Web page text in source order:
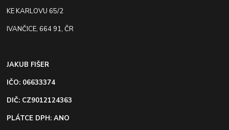
KE KARLOVU 65/2
IVANČICE, 664 91, ČR
JAKUB FIŠER
IČO: 06633374
DIČ: CZ9012124363
PLÁTCE DPH: ANO